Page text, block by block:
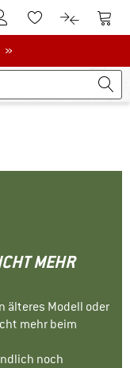
Kundenkonto
Zum Merkzettel.
Zum Zum
»
MEHR
älteres Modell oder
mehr beim
noch